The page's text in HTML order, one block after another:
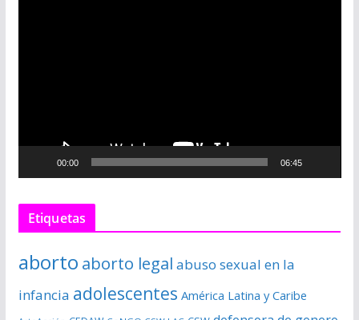
c
r
v
í
00:00 06:45
Etiquetas
aborto aborto legal abuso sexual en la
infancia adolescentes América Latina y Caribe